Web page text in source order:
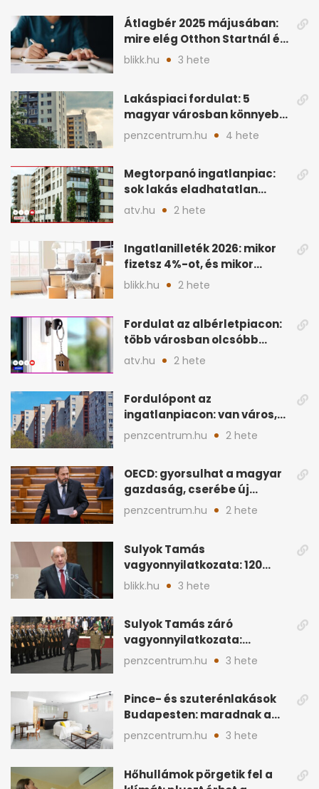
Átlagbér 2025 májusában:
mire elég Otthon Startnál és
hitelnél?
blikk.hu 3 hete
Lakáspiaci fordulat: 5
magyar városban könnyebb
lett lakást venni
penzcentrum.hu 4 hete
Megtorpanó ingatlanpiac:
sok lakás eladhatatlan
maradhat árcsökkentés
atv.hu 2 hete
Ingatlanilleték 2026: mikor
fizetsz 4%-ot, és mikor
úszható meg legálisan?
blikk.hu 2 hete
Fordulat az albérletpiacon:
több városban olcsóbb
lehet a hiteltörlesztő
atv.hu 2 hete
Fordulópont az
ingatlanpiacon: van város,
ahol a vétel már olcsóbb
penzcentrum.hu 2 hete
OECD: gyorsulhat a magyar
gazdaság, cserébe új
ingatlanadó is felmerül
penzcentrum.hu 2 hete
Sulyok Tamás
vagyonnyilatkozata: 120
milliós megtakarítás, 5
blikk.hu 3 hete
Sulyok Tamás záró
vagyonnyilatkozata:
ingatlanok és
megtakarítások
penzcentrum.hu 3 hete
Pince- és szuterénlakások
Budapesten: maradnak a
szigorú szabályok
penzcentrum.hu 3 hete
Hőhullámok pörgetik fel a